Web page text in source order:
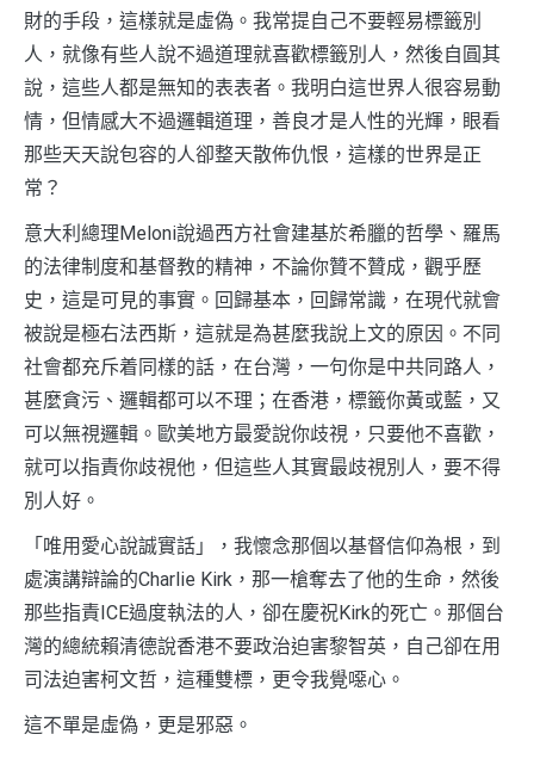
財的手段，這樣就是虛偽。我常提自己不要輕易標籤別
人，就像有些人說不過道理就喜歡標籤別人，然後自圓其
說，這些人都是無知的表表者。我明白這世界人很容易動
情，但情感大不過邏輯道理，善良才是人性的光輝，眼看
那些天天說包容的人卻整天散佈仇恨，這樣的世界是正
常？
意大利總理Meloni說過西方社會建基於希臘的哲學、羅馬
的法律制度和基督教的精神，不論你贊不贊成，觀乎歷
史，這是可見的事實。回歸基本，回歸常識，在現代就會
被說是極右法西斯，這就是為甚麼我說上文的原因。不同
社會都充斥着同樣的話，在台灣，一句你是中共同路人，
甚麼貪污、邏輯都可以不理；在香港，標籤你黃或藍，又
可以無視邏輯。歐美地方最愛說你歧視，只要他不喜歡，
就可以指責你歧視他，但這些人其實最歧視別人，要不得
別人好。
「唯用愛心說誠實話」，我懷念那個以基督信仰為根，到
處演講辯論的Charlie Kirk，那一槍奪去了他的生命，然後
那些指責ICE過度執法的人，卻在慶祝Kirk的死亡。那個台
灣的總統賴清德說香港不要政治迫害黎智英，自己卻在用
司法迫害柯文哲，這種雙標，更令我覺噁心。
這不單是虛偽，更是邪惡。